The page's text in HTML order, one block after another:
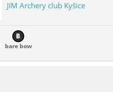
JIM Archery club Kyšice
bare bow